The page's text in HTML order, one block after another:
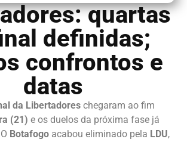
quartas
definidas;
confrontos e
datas
da Libertadores chegaram ao fim
(21) e os duelos da próxima fase já
Botafogo acabou eliminado pela LDU,